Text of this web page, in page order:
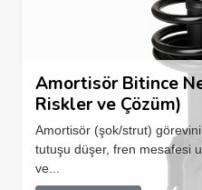
Amortisör Bitince
Riskler ve Çözüm)
Amortisör (şok/strut)
tutuşu düşer, fren mesafesi
ve...